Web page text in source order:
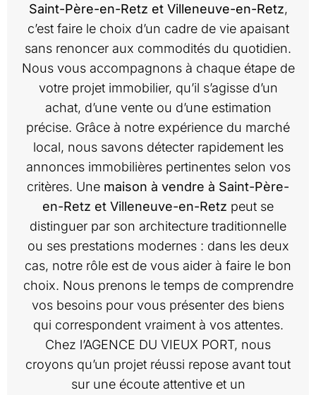
Saint-Père-en-Retz et Villeneuve-en-Retz,
c’est faire le choix d’un cadre de vie apaisant
sans renoncer aux commodités du quotidien.
Nous vous accompagnons à chaque étape de
votre projet immobilier, qu’il s’agisse d’un
achat, d’une vente ou d’une estimation
précise. Grâce à notre expérience du marché
local, nous savons détecter rapidement les
annonces immobilières pertinentes selon vos
critères. Une maison à vendre à Saint-Père-
en-Retz et Villeneuve-en-Retz peut se
distinguer par son architecture traditionnelle
ou ses prestations modernes : dans les deux
cas, notre rôle est de vous aider à faire le bon
choix. Nous prenons le temps de comprendre
vos besoins pour vous présenter des biens
qui correspondent vraiment à vos attentes.
Chez l’AGENCE DU VIEUX PORT, nous
croyons qu’un projet réussi repose avant tout
sur une écoute attentive et un